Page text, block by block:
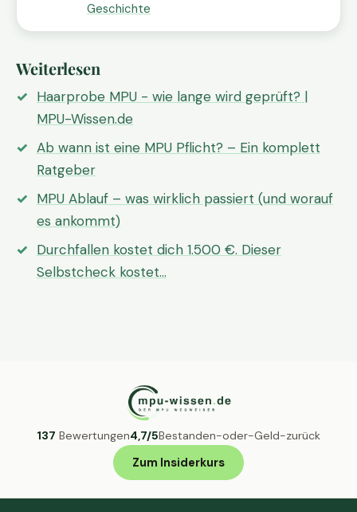
Geschichte
Weiterlesen
Haarprobe MPU - wie lange wird geprüft? |
MPU-Wissen.de
Ab wann ist eine MPU Pflicht? – Ein komplett
Ratgeber
MPU Ablauf – was wirklich passiert (und worauf
es ankommt)
Durchfallen kostet dich 1.500 €. Dieser
Selbstcheck kostet…
137 Bewertungen4,7/5Bestanden-oder-Geld-zurück
Zum Insiderkurs